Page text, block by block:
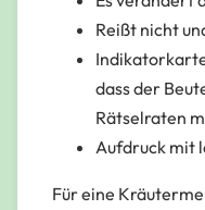
Reißt nicht
dass der
Rätselraten
Aufdruck mit
Für eine